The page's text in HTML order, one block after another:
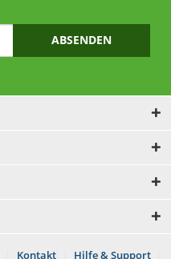
ABSENDEN
Kontakt Hilfe & Support